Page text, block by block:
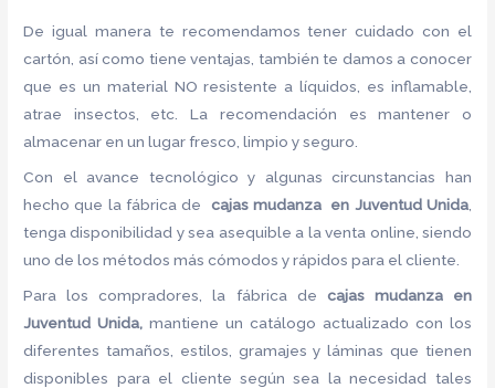
De igual manera te recomendamos tener cuidado con el
cartón, así como tiene ventajas, también te damos a conocer
que es un material NO resistente a líquidos, es inflamable,
atrae insectos, etc. La recomendación es mantener o
almacenar en un lugar fresco, limpio y seguro.
Con el avance tecnológico y algunas circunstancias han
hecho que la fábrica de cajas mudanza en Juventud Unida,
tenga disponibilidad y sea asequible a la venta online, siendo
uno de los métodos más cómodos y rápidos para el cliente.
Para los compradores, la fábrica de cajas mudanza en
Juventud Unida,mantiene un catálogo actualizado con los
diferentes tamaños, estilos, gramajes y láminas que tienen
disponibles para el cliente según sea la necesidad tales